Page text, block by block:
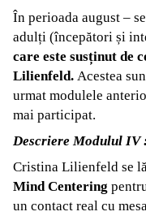
În perioada august –
adulți (începători și
care este susținut de
Lilienfeld. Acestea
urmat modulele
mai participat.
Descriere Modulul IV
Cristina Lilienfeld se
Mind Centering
un contact real cu